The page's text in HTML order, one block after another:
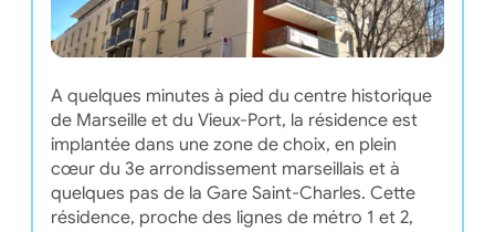
A quelques minutes à pied du centre historique
de Marseille et du Vieux-Port, la résidence est
implantée dans une zone de choix, en plein
cœur du 3e arrondissement marseillais et à
quelques pas de la Gare Saint-Charles. Cette
résidence, proche des lignes de métro 1 et 2,